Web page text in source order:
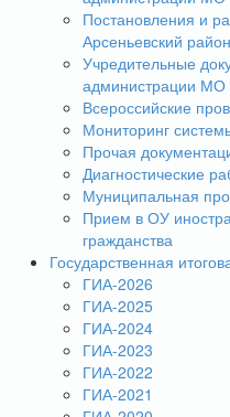
Постановления и
Арсеньевский район
Учредительные
администрации МО
Всероссийские
Мониторинг
Прочая
Диагностические
Муниципальная
Прием в ОУ
гражданства
Государственная
ГИА-2026
ГИА-2025
ГИА-2024
ГИА-2023
ГИА-2022
ГИА-2021